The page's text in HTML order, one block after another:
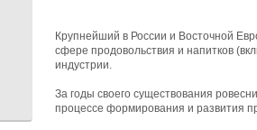
Крупнейший в России и Восточной
сфере продовольствия и напитков
индустрии.
За годы своего существования
процессе формирования и развития